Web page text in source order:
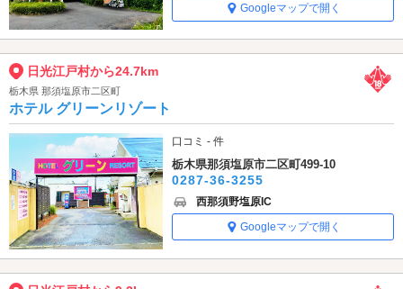
Googleマップで開く
日光江戸村から24.7km
栃木県 那須塩原市二区町
ホテル グリーンリゾート
口コミ - 件
栃木県那須塩原市二区町499-10
0287-36-3255
西那須野塩原IC
Googleマップで開く